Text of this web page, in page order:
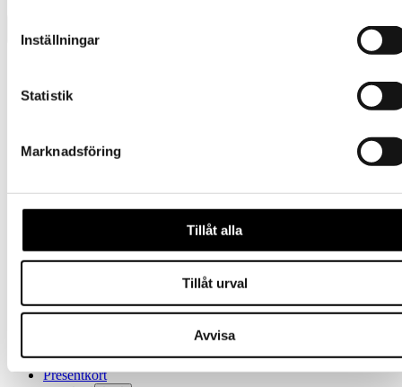
Inställningar
Statistik
Marknadsföring
Tillåt alla
Tillåt urval
Avvisa
Barn
Ulloverall
Balaclava
Pannband
Tubhalsduk
Outlet
Huvudbonader
Presentkort